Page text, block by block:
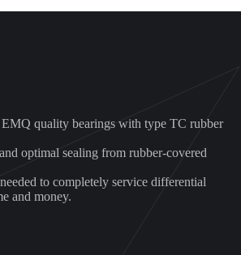
quality bearings with type TC rubber
optimal sealing from rubber-covered
to completely service differential
and money.